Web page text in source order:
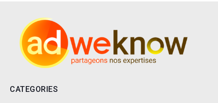
CATEGORIES